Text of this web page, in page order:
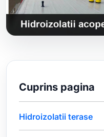
Cuprins pagina
Hidroizolatii terase